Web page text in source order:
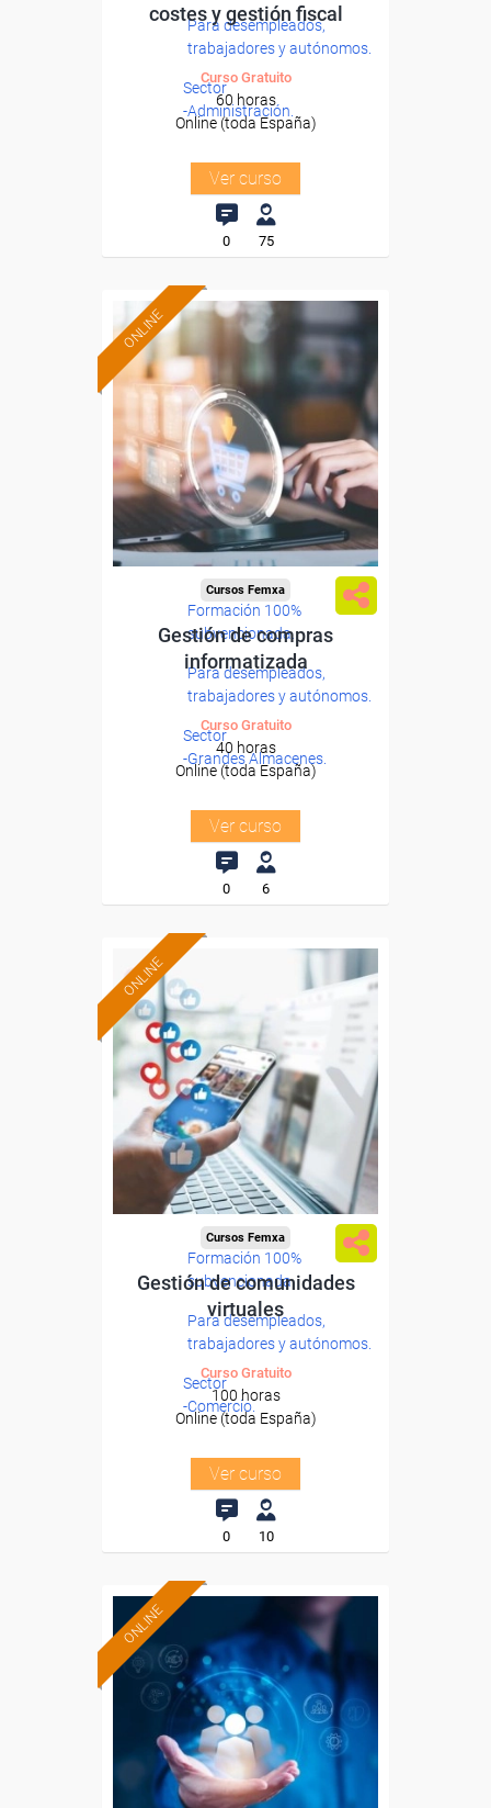
Para desempleados,
trabajadores y autónomos.
Sector
-Administración.
costes y gestión fiscal
Curso Gratuito
60 horas
Online (toda España)
Ver curso
0 75
ONLINE
Formación 100%
subvencionada.
Para desempleados,
trabajadores y autónomos.
Sector
-Grandes Almacenes.
Cursos Femxa
Gestión de compras
informatizada
Curso Gratuito
40 horas
Online (toda España)
Ver curso
0 6
ONLINE
Formación 100%
subvencionada.
Para desempleados,
trabajadores y autónomos.
Sector
-Comercio.
Cursos Femxa
Gestión de comunidades
virtuales
Curso Gratuito
100 horas
Online (toda España)
Ver curso
0 10
ONLINE